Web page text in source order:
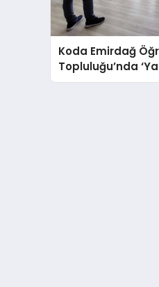
Koda Emirdağ
Topluluğu’nda
Drama’ eğitimi